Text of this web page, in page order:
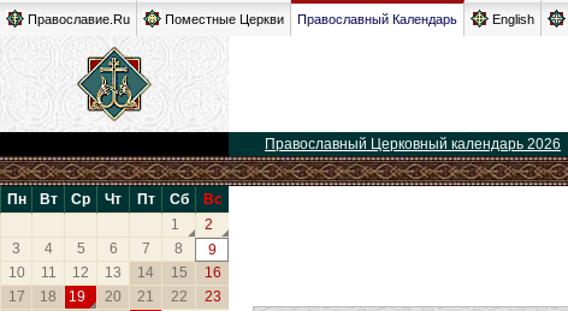
Православие.Ru Поместные Церкви Православный Календарь English
Православный Церковный календарь 2026
Пн Вт Ср Чт Пт Сб
Вс
1
2
3
4 5 6 7 8
9
10
11 12 13 14 15
16
17
18 19 20 21 22
23